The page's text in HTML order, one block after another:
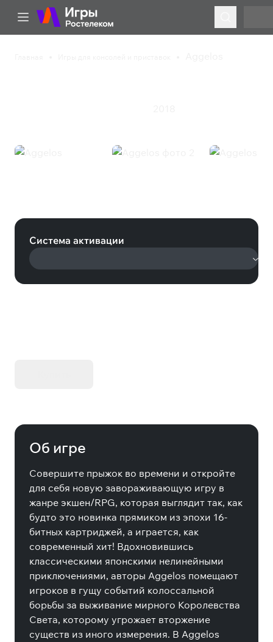
Система активации
Об игре
Совершите прыжок во времени и откройте
для себя новую завораживающую игру в
жанре экшен/RPG, которая выглядит так, как
будто это новинка прямиком из эпохи 16-
битных картриджей, а играется, как
современный хит! Вдохновившись
классическими японскими нелинейными
приключениями, авторы Aggelos помещают
игроков в гущу событий колоссальной
борьбы за выживание мирного Королевства
Света, которому угрожает вторжение
существ из иного измерения. В Aggelos